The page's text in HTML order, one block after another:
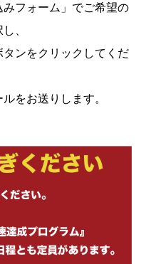
フォーム」でご希望の
、
ンをクリックしてくだ
をお送りします。